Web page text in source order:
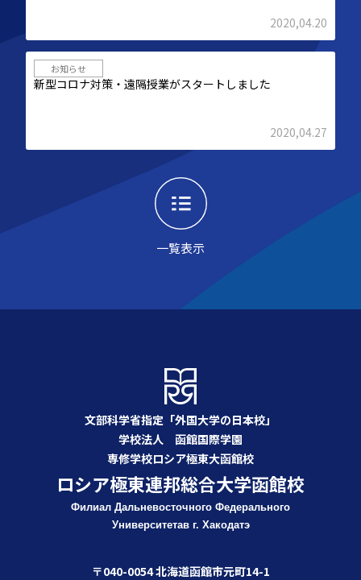
2020,04.20
一覧表示
お知らせ
新型コロナ対策・遠隔授業がスタートしました
2020,04.27
文部科学省指定「外国大学の日本校」
学校法人 函館国際学園
専修学校ロシア極東大函館校
ロシア極東連邦総合大学函館校
Филиал Дальневосточного Федерального
Университетав г. Хакодатэ
〒040-0054 北海道函館市元町14-1